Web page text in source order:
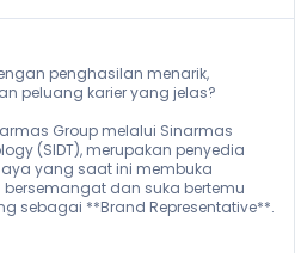
penghasilan menarik,
peluang karier yang jelas?
Group melalui Sinarmas
(SIDT), merupakan penyedia
yang saat ini membuka
dan suka bertemu
sebagai **Brand Representative**.